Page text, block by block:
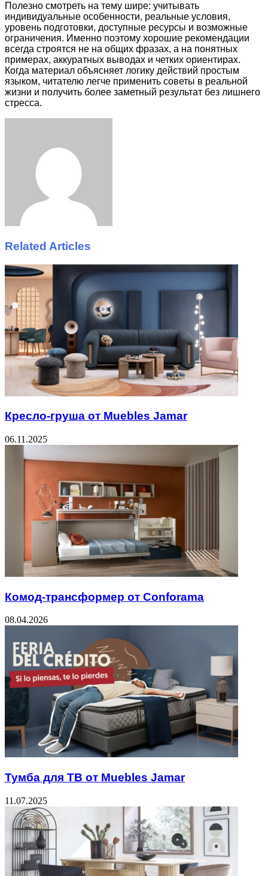
Полезно смотреть на тему шире: учитывать
индивидуальные особенности, реальные условия,
уровень подготовки, доступные ресурсы и возможные
ограничения. Именно поэтому хорошие рекомендации
всегда строятся не на общих фразах, а на понятных
примерах, аккуратных выводах и четких ориентирах.
Когда материал объясняет логику действий простым
языком, читателю легче применить советы в реальной
жизни и получить более заметный результат без лишнего
стресса.
Related Articles
Кресло-груша от Muebles Jamar
06.11.2025
Комод-трансформер от Conforama
08.04.2026
Тумба для ТВ от Muebles Jamar
11.07.2025